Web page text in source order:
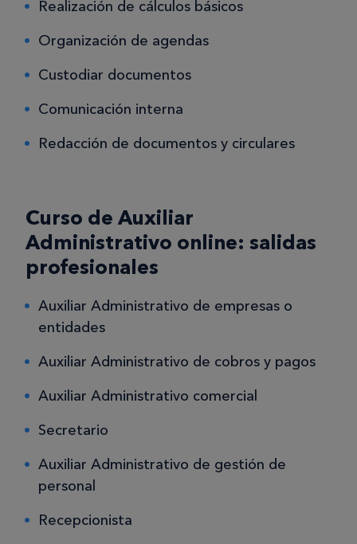
Realización de cálculos básicos
Organización de agendas
Custodiar documentos
Comunicación interna
Redacción de documentos y circulares
Curso de Auxiliar
Administrativo online: salidas
profesionales
Auxiliar Administrativo de empresas o
entidades
Auxiliar Administrativo de cobros y pagos
Auxiliar Administrativo comercial
Secretario
Auxiliar Administrativo de gestión de
personal
Recepcionista